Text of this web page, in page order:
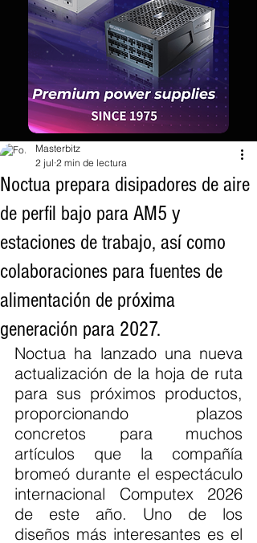
Noctua prepara disipadores de aire
de perfil bajo para AM5 y
estaciones de trabajo, así como
colaboraciones para fuentes de
alimentación de próxima
generación para 2027.
Masterbitz
2 jul 2 min de lectura
Noctua ha lanzado una nueva
actualización de la hoja de ruta
para sus próximos productos,
proporcionando plazos
concretos para muchos
artículos que la compañía
bromeó durante el espectáculo
internacional Computex 2026
de este año. Uno de los